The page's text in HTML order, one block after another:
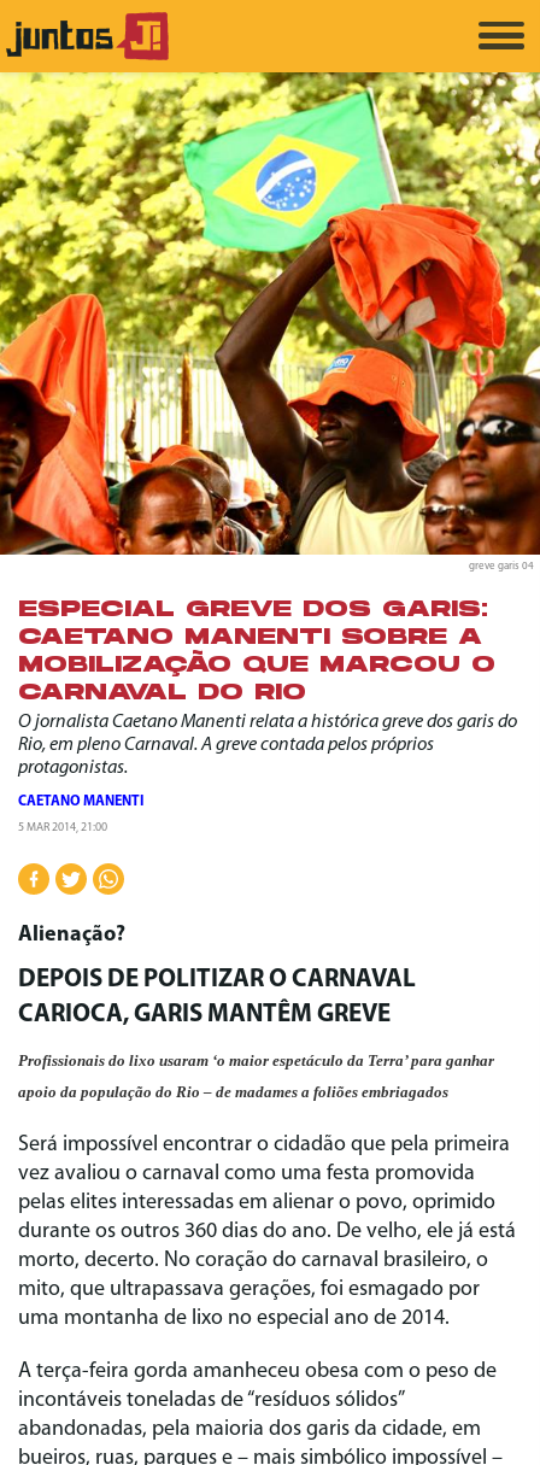
greve garis 04
ESPECIAL GREVE DOS GARIS:
CAETANO MANENTI SOBRE A
MOBILIZAÇÃO QUE MARCOU O
CARNAVAL DO RIO
O jornalista Caetano Manenti relata a histórica greve dos garis do
Rio, em pleno Carnaval. A greve contada pelos próprios
protagonistas.
CAETANO MANENTI
5 MAR 2014, 21:00
Alienação?
DEPOIS DE POLITIZAR O CARNAVAL
CARIOCA, GARIS MANTÊM GREVE
Profissionais do lixo usaram ‘o maior espetáculo da Terra’ para ganhar
apoio da população do Rio – de madames a foliões embriagados
Será impossível encontrar o cidadão que pela primeira
vez avaliou o carnaval como uma festa promovida
pelas elites interessadas em alienar o povo, oprimido
durante os outros 360 dias do ano. De velho, ele já está
morto, decerto. No coração do carnaval brasileiro, o
mito, que ultrapassava gerações, foi esmagado por
uma montanha de lixo no especial ano de 2014.
A terça-feira gorda amanheceu obesa com o peso de
incontáveis toneladas de “resíduos sólidos”
abandonadas, pela maioria dos garis da cidade, em
bueiros, ruas, parques e – mais simbólico impossível –